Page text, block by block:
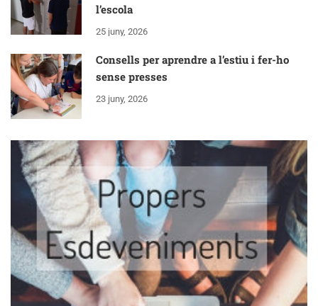
l’escola
25 juny, 2026
Consells per aprendre a l’estiu i fer-ho
sense presses
23 juny, 2026